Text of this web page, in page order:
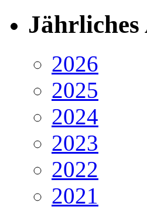
2026
2025
2024
2023
2022
2021